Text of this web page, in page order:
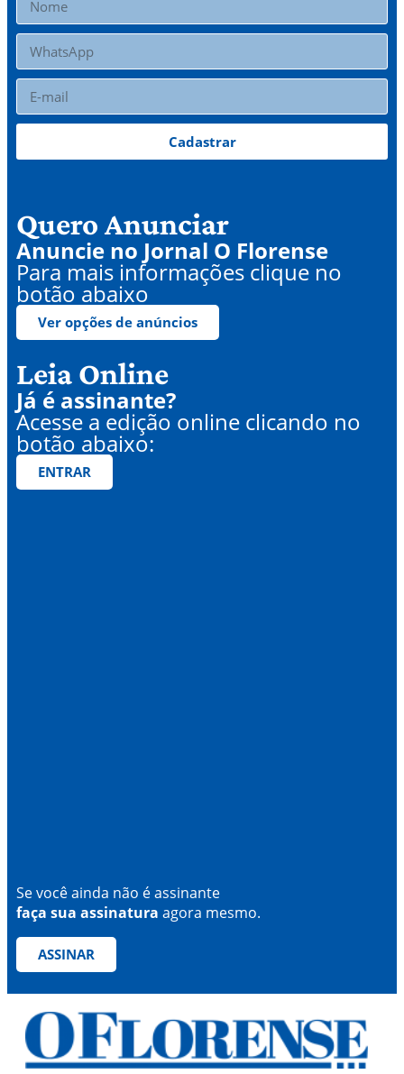
Cadastrar
Quero Anunciar
Anuncie no Jornal O Florense
Para mais informações clique no
botão abaixo
Ver opções de anúncios
Leia Online
Já é assinante?
Acesse a edição online clicando no
botão abaixo:
ENTRAR
Se você ainda não é assinante
faça sua assinatura agora mesmo.
ASSINAR